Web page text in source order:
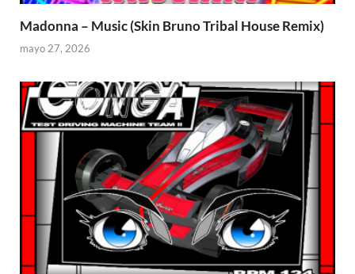
Madonna – Music (Skin Bruno Tribal House Remix)
mayo 27, 2026